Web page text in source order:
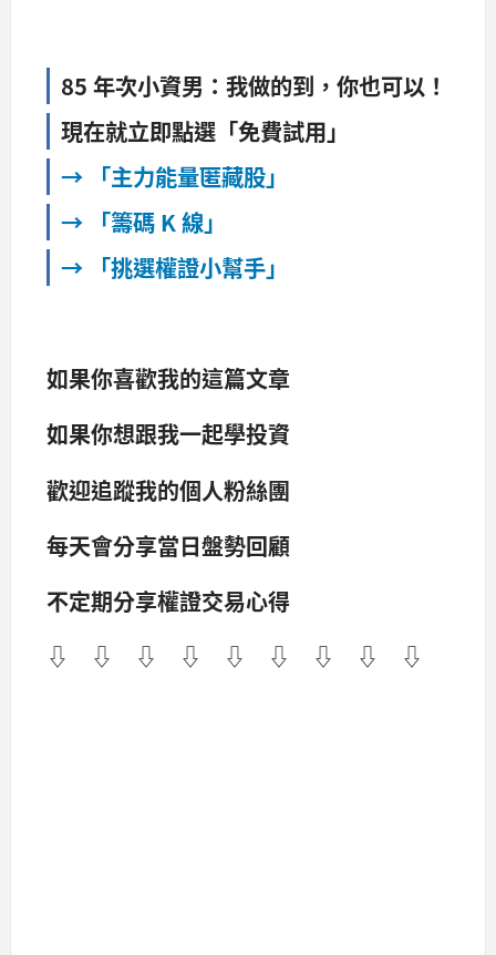
85 年次小資男：我做的到，你也可以！
現在就立即點選「免費試用」
→ 「主力能量匿藏股」
→ 「籌碼 K 線」
→ 「挑選權證小幫手」
如果你喜歡我的這篇文章
如果你想跟我一起學投資
歡迎追蹤我的個人粉絲團
每天會分享當日盤勢回顧
不定期分享權證交易心得
⇩ ⇩ ⇩ ⇩ ⇩ ⇩ ⇩ ⇩ ⇩